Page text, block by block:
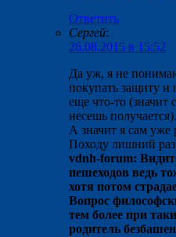
Ответить
Сергей:
26.08.2015 в 15:52
Да уж, я не
покупать защиту
еще что-то (значит
несешь получается).
А значит я сам
Походу лишний раз
vdnh-forum:
пешеходов ведь
хотя потом
Вопрос
тем более при
родитель